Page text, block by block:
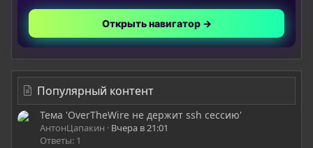
Открыть навигатор →
Популярный контент
Тема 'OverTheWire не держит ssh сессию'
АнтонЦапакин
Вчера в 21:01
Ответы: 1